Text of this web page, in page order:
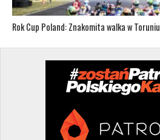
Rok Cup Poland: Znakomita walka w Toruniu